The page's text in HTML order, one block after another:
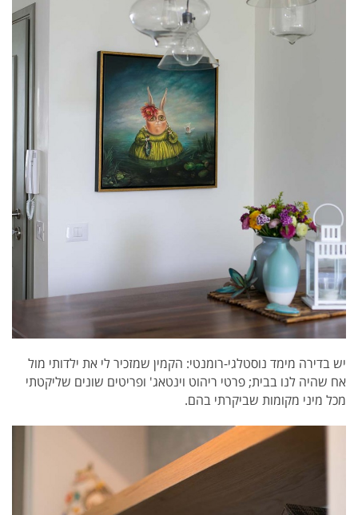
יש בדירה מימד נוסטלגי-רומנטי: הקמין שמזכיר לי את ילדותי מול
אח שהיה לנו בבית; פרטי ריהוט וינטאג' ופריטים שונים שליקטתי
מכל מיני מקומות שביקרתי בהם.